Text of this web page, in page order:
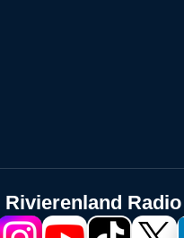
Rivierenland